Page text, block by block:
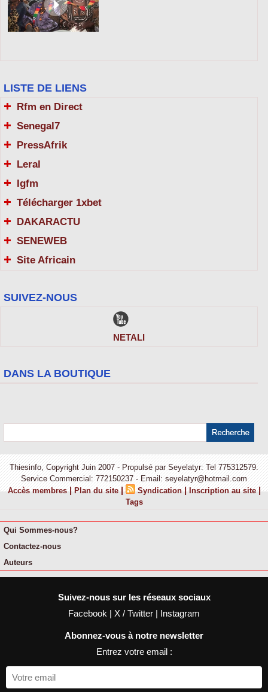
LISTE DE LIENS
Rfm en Direct
Senegal7
PressAfrik
Leral
Igfm
Télécharger 1xbet
DAKARACTU
SENEWEB
Site Africain
SUIVEZ-NOUS
NETALI
DANS LA BOUTIQUE
Thiesinfo, Copyright Juin 2007 - Propulsé par Seyelatyr: Tel 775312579.
Service Commercial: 772150237 - Email: seyelatyr@hotmail.com
Accès membres | Plan du site | Syndication | Inscription au site |
Tags
Qui Sommes-nous?
Contactez-nous
Auteurs
Suivez-nous sur les réseaux sociaux
Facebook | X / Twitter | Instagram
Abonnez-vous à notre newsletter
Entrez votre email :